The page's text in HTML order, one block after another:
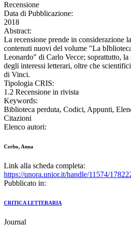
Recensione
Data di Pubblicazione:
2018
Abstract:
La recensione prende in considerazione
contenuti nuovi del volume "La
Leonardo" di Carlo Vecce; soprattutto,
degli interessi letterari, oltre che
di Vinci.
Tipologia CRIS:
1.2 Recensione in rivista
Keywords:
Biblioteca perduta, Codici, Appunti,
Citazioni
Elenco autori:
Cerbo, Anna
Link alla scheda completa:
https://unora.unior.it/handle/11574/
Pubblicato in:
CRITICA LETTERARIA
Journal